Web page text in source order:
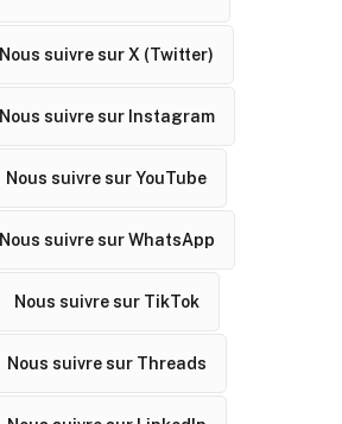
Nous suivre sur X (Twitter)
Nous suivre sur Instagram
Nous suivre sur YouTube
Nous suivre sur WhatsApp
Nous suivre sur TikTok
Nous suivre sur Threads